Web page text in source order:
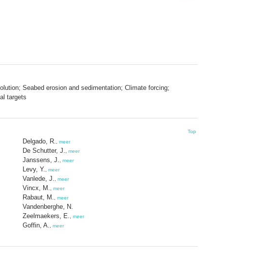
Seabed erosion and sedimentation; Climate forcing;
targets
Top
Delgado, R. meer
De Schutter, J. meer
Janssens, J. meer
Levy, Y. meer
Vanlede, J. meer
Vincx, M. meer
Rabaut, M. meer
Vandenberghe, N.
Zeelmaekers, E.
meer
Goffin, A. meer